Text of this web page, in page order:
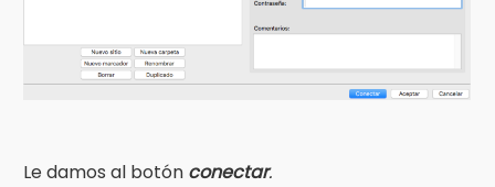
Le damos al botón conectar.